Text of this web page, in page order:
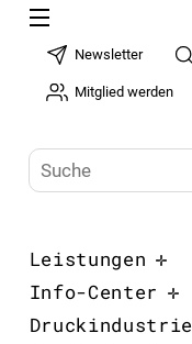
Newsletter
Mitglied werden
Leistungen
Info-Center
Druckindustrie